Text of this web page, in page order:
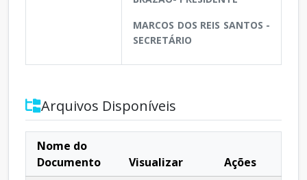
MARCOS DOS REIS SANTOS -
SECRETÁRIO
Arquivos Disponíveis
Nome do
Documento
Visualizar
Ações